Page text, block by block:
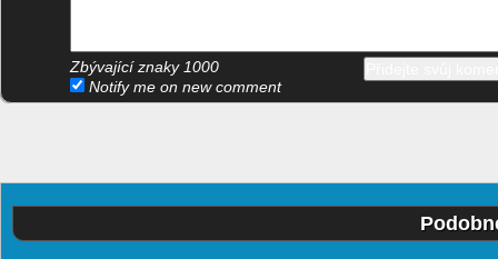
Zbývající znaky 1000
Notify me on new comment